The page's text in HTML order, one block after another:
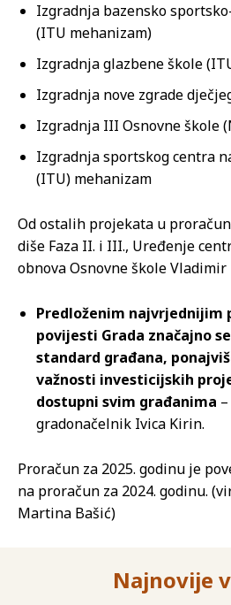
Izgradnja bazensko
(ITU mehanizam)
Izgradnja glazbene škole
Izgradnja nove zgrade
Izgradnja III Osnovne škole
Izgradnja sportskog centra
(ITU) mehanizam
Od ostalih projekata u
diše Faza II. i III., Uređenje
obnova Osnovne škole
Predloženim najvrjednijim
povijesti Grada značajno
standard građana,
važnosti investicijskih
dostupni svim građanima
gradonačelnik Ivica Kirin.
Proračun za 2025. godinu je
na proračun za 2024. godinu.
Martina Bašić)
Najnovije